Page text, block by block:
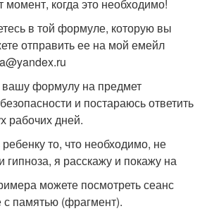
когда это необходимо!
в той формуле, которую вы
отправить ее на мой емейл
формулу на предмет
и постараюсь ответить
рабочих дней.
то, что необходимо, не
я расскажу и покажу на
можете посмотреть сеанс
с памятью (фрагмент).